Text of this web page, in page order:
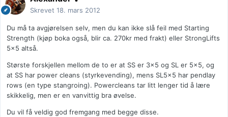
Skrevet 18. mars 2012
Du må ta avgjørelsen selv, men du kan ikke slå feil med Starting
Strength (kjøp boka også, blir ca. 270kr med frakt) eller StrongLifts
5x5 altså.
Største forskjellen mellom de to er at SS er 3x5 og SL er 5x5, og
at SS har power cleans (styrkevending), mens SL5x5 har pendlay
rows (en type stangroing). Powercleans tar litt lenger tid å lære
skikkelig, men er en vanvittig bra øvelse.
Du vil få veldig god fremgang med begge disse.